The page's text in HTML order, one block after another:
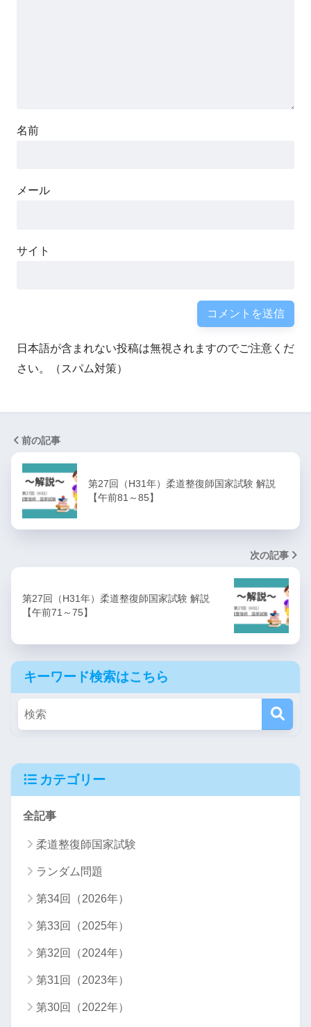
名前
メール
サイト
日本語が含まれない投稿は無視されますのでご注意くだ
さい。（スパム対策）
前の記事
第27回（H31年）柔道整復師国家試験 解説
【午前81～85】
次の記事
第27回（H31年）柔道整復師国家試験 解説
【午前71～75】
キーワード検索はこちら
カテゴリー
全記事
柔道整復師国家試験
ランダム問題
第34回（2026年）
第33回（2025年）
第32回（2024年）
第31回（2023年）
第30回（2022年）